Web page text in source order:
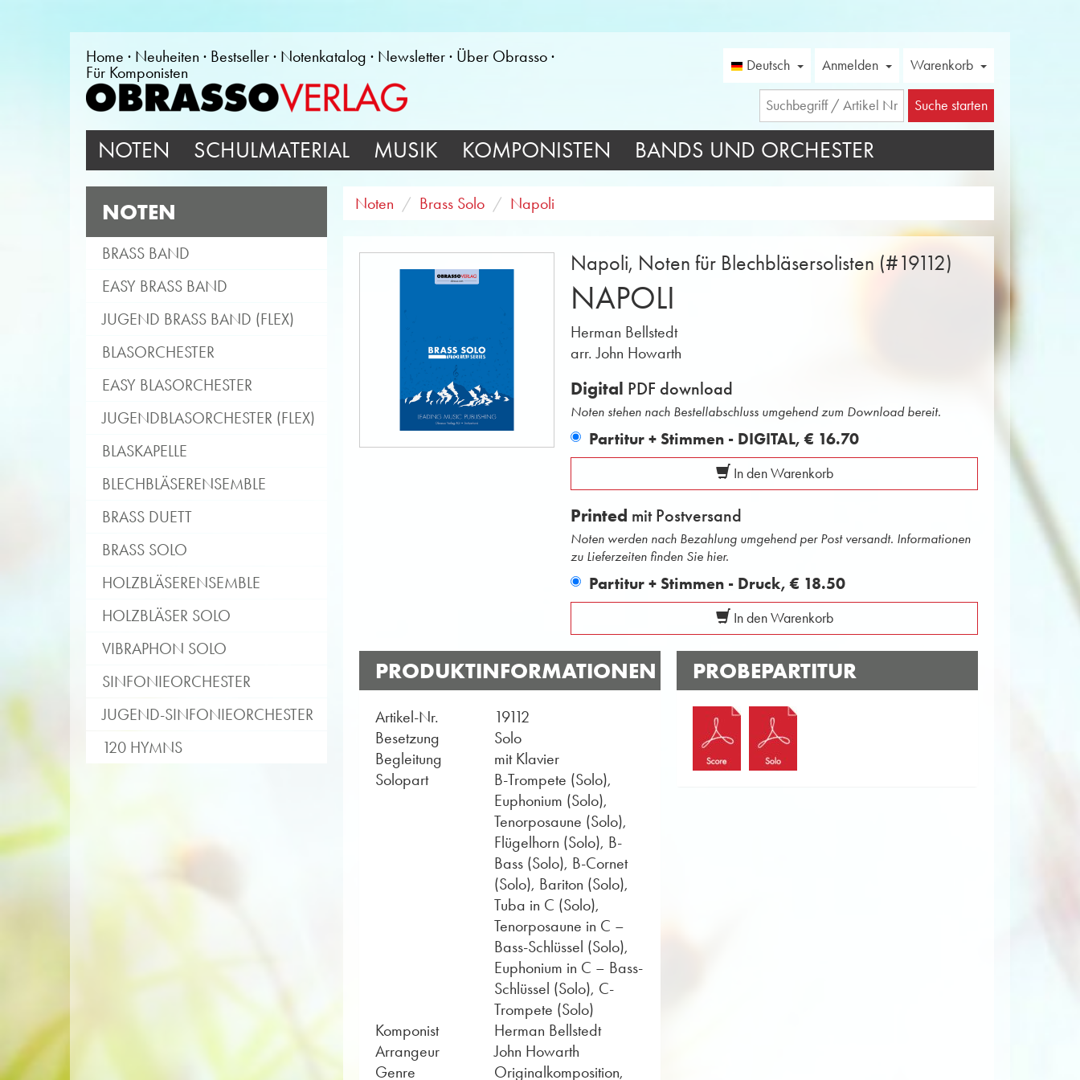
Home Neuheiten Bestseller Notenkatalog Newsletter
Über Obrasso
Für Komponisten
Deutsch Anmelden Warenkorb
Suche starten
NOTEN SCHULMATERIAL MUSIK KOMPONISTEN BANDS UND ORCHESTER
NOTEN
BRASS BAND
EASY BRASS BAND
JUGEND BRASS BAND (FLEX)
BLASORCHESTER
EASY BLASORCHESTER
JUGENDBLASORCHESTER (FLEX)
BLASKAPELLE
BLECHBLÄSERENSEMBLE
BRASS DUETT
BRASS SOLO
HOLZBLÄSERENSEMBLE
HOLZBLÄSER SOLO
VIBRAPHON SOLO
SINFONIEORCHESTER
JUGEND-SINFONIEORCHESTER
120 HYMNS
Noten Brass Solo Napoli
Napoli, Noten für Blechbläsersolisten (#19112)
NAPOLI
Herman Bellstedt
arr. John Howarth
Digital PDF download
Noten stehen nach Bestellabschluss umgehend zum Download bereit.
Partitur + Stimmen - DIGITAL,€ 16.70
In den Warenkorb
Printed mit Postversand
Noten werden nach Bezahlung umgehend per Post versandt. Informationen
zu Lieferzeiten finden Sie hier.
Partitur + Stimmen - Druck,€ 18.50
In den Warenkorb
PRODUKTINFORMATIONEN
Artikel-Nr.
19112
Besetzung
Solo
Begleitung
mit Klavier
Solopart
B-Trompete (Solo),
Euphonium (Solo),
Tenorposaune (Solo),
Flügelhorn (Solo), B-
Bass (Solo), B-Cornet
(Solo), Bariton (Solo),
Tuba in C (Solo),
Tenorposaune in C –
Bass-Schlüssel (Solo),
Euphonium in C – Bass-
Schlüssel (Solo), C-
Trompete (Solo)
Komponist
Herman Bellstedt
Arrangeur
John Howarth
Genre
Originalkomposition,
PROBEPARTITUR